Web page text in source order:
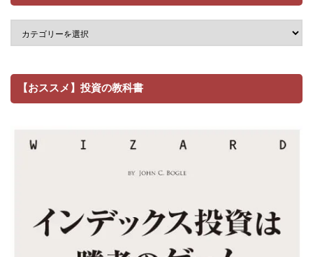
【おススメ】投資の教科書